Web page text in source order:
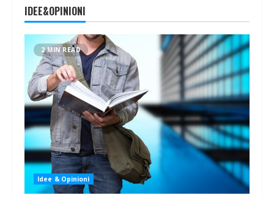
IDEE&OPINIONI
2 MIN READ
Idee & Opinioni